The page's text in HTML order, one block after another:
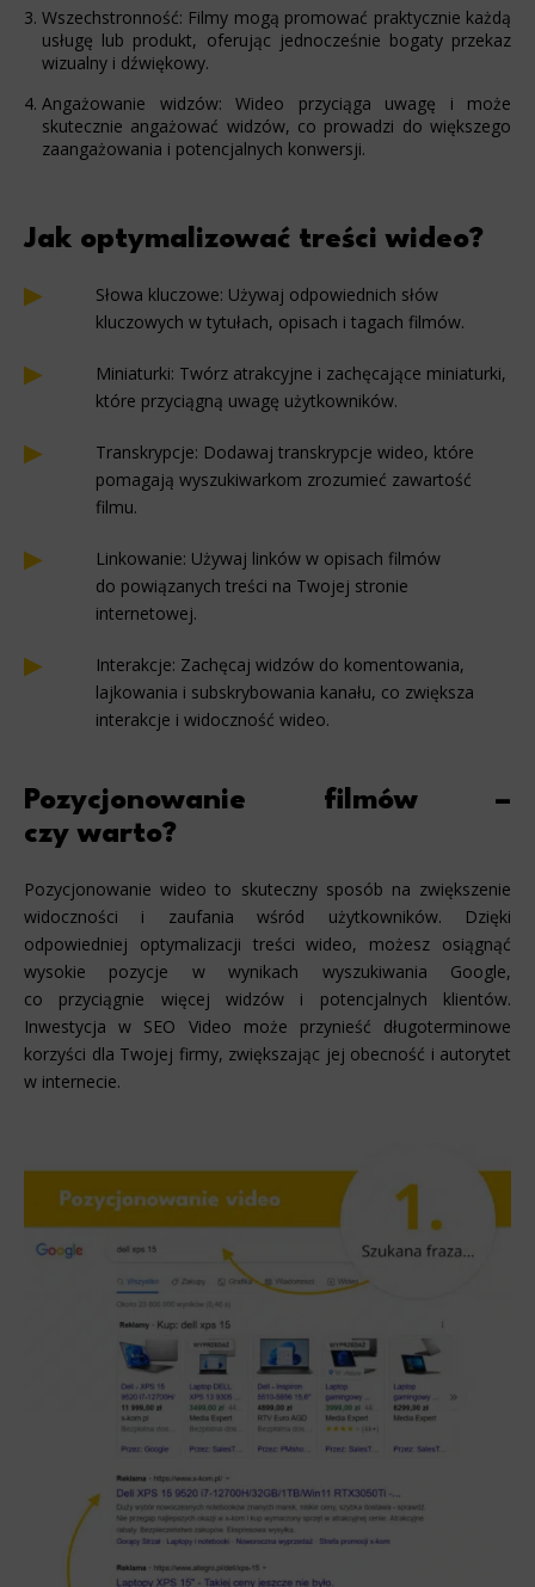
Wszechstronność: Filmy mogą promować praktycznie każdą
usługę lub produkt, oferując jednocześnie bogaty przekaz
wizualny i dźwiękowy.
Angażowanie widzów: Wideo przyciąga uwagę i może
skutecznie angażować widzów, co prowadzi do większego
zaangażowania i potencjalnych konwersji.
Jak optymalizować treści wideo?
Słowa kluczowe: Używaj odpowiednich słów
kluczowych w tytułach, opisach i tagach filmów.
Miniaturki: Twórz atrakcyjne i zachęcające miniaturki,
które przyciągną uwagę użytkowników.
Transkrypcje: Dodawaj transkrypcje wideo, które
pomagają wyszukiwarkom zrozumieć zawartość
filmu.
Linkowanie: Używaj linków w opisach filmów
do powiązanych treści na Twojej stronie
internetowej.
Interakcje: Zachęcaj widzów do komentowania,
lajkowania i subskrybowania kanału, co zwiększa
interakcje i widoczność wideo.
Pozycjonowanie filmów –
czy warto?
Pozycjonowanie wideo to skuteczny sposób na zwiększenie
widoczności i zaufania wśród użytkowników. Dzięki
odpowiedniej optymalizacji treści wideo, możesz osiągnąć
wysokie pozycje w wynikach wyszukiwania Google,
co przyciągnie więcej widzów i potencjalnych klientów.
Inwestycja w SEO Video może przynieść długoterminowe
korzyści dla Twojej firmy, zwiększając jej obecność i autorytet
w internecie.